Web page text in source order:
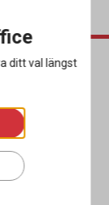
ditt val längst